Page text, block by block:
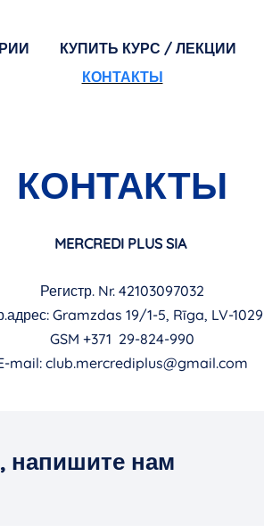
КУПИТЬ КУРС / ЛЕКЦИИ
КОНТАКТЫ
КОНТАКТЫ
MERCREDI PLUS SIA
Регистр. Nr. 42103097032
Gramzdas 19/1-5, Rīga, LV-1029
GSM +371 29-824-990
mail:club.mercrediplus@gmail.com
напишите нам